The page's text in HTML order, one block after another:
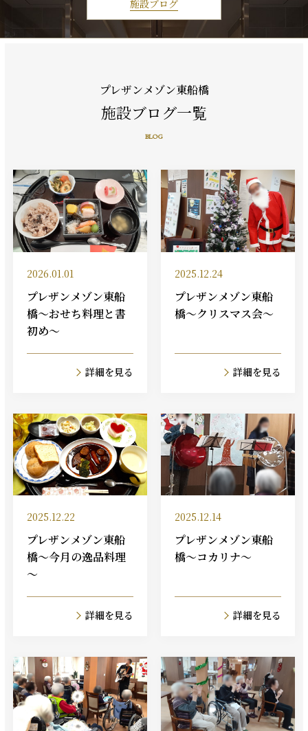
施設ブログ
プレザンメゾン東船橋
施設ブログ一覧
BLOG
2026.01.01
プレザンメゾン東船
橋～おせち料理と書
初め～
詳細を見る
2025.12.24
プレザンメゾン東船
橋～クリスマス会～
詳細を見る
2025.12.22
プレザンメゾン東船
橋～今月の逸品料理
～
詳細を見る
2025.12.14
プレザンメゾン東船
橋～コカリナ～
詳細を見る